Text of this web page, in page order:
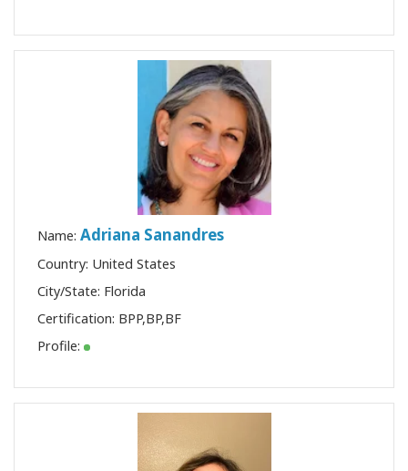
Name: Adriana Sanandres
Country: United States
City/State: Florida
Certification: BPP,BP,BF
Profile: